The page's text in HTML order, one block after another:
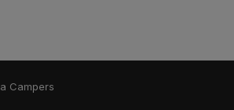
Campers